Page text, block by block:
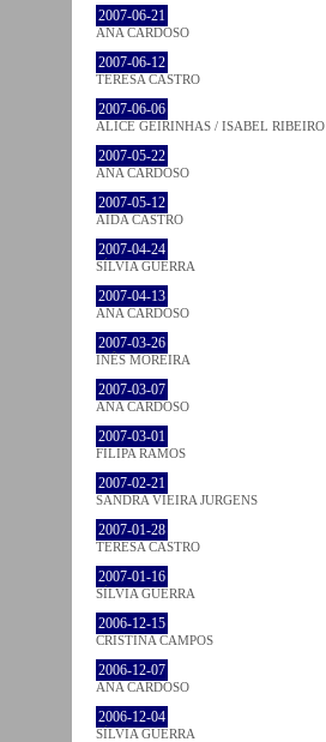
2007-06-21
ANA CARDOSO
2007-06-12
TERESA CASTRO
2007-06-06
ALICE GEIRINHAS / ISABEL RIBEIRO
2007-05-22
ANA CARDOSO
2007-05-12
AIDA CASTRO
2007-04-24
SÍLVIA GUERRA
2007-04-13
ANA CARDOSO
2007-03-26
INÊS MOREIRA
2007-03-07
ANA CARDOSO
2007-03-01
FILIPA RAMOS
2007-02-21
SANDRA VIEIRA JURGENS
2007-01-28
TERESA CASTRO
2007-01-16
SÍLVIA GUERRA
2006-12-15
CRISTINA CAMPOS
2006-12-07
ANA CARDOSO
2006-12-04
SÍLVIA GUERRA